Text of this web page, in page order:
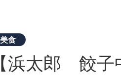
美食
【浜太郎 餃子